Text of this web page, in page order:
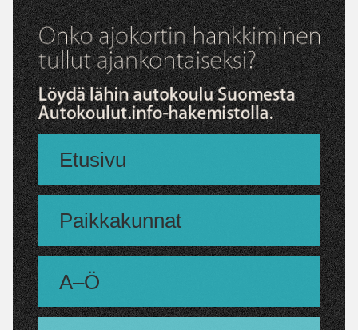
Etusivu
Paikkakunnat
A–Ö